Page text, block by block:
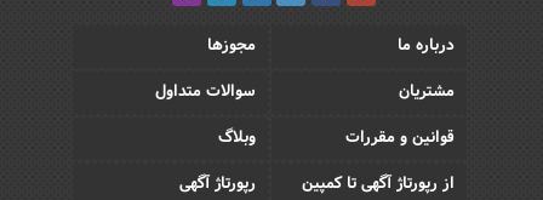
درباره ما
مجوزها
مشتریان
سوالات متداول
قوانین و مقررات
وبلاگ
از رپورتاژ آگهی تا کمپین
رپورتاژ آگهی